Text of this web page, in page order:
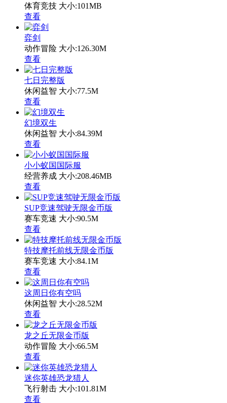
体育竞技 大小:101MB
查看
弈剑
动作冒险 大小:126.30M
查看
七日完整版
休闲益智 大小:77.5M
查看
幻境双生
休闲益智 大小:84.39M
查看
小小蚁国国际服
经营养成 大小:208.46MB
查看
SUP竞速驾驶无限金币版
赛车竞速 大小:90.5M
查看
特技摩托前线无限金币版
赛车竞速 大小:84.1M
查看
这周日你有空吗
休闲益智 大小:28.52M
查看
龙之丘无限金币版
动作冒险 大小:66.5M
查看
迷你英雄恐龙猎人
飞行射击 大小:101.81M
查看